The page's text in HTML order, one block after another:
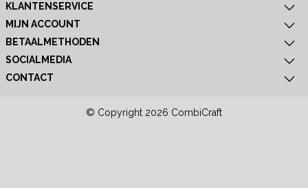
KLANTENSERVICE
MIJN ACCOUNT
BETAALMETHODEN
SOCIALMEDIA
CONTACT
© Copyright 2026 CombiCraft